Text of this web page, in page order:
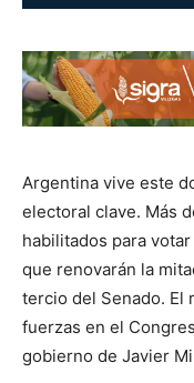
Argentina vive este
electoral clave. Más
habilitados para
que renovarán la
tercio del Senado. El
fuerzas en el
gobierno de Javier